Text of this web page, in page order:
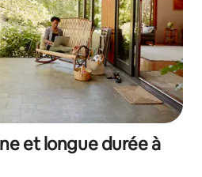
et longue durée à